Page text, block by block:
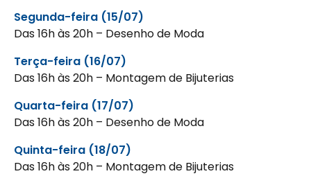
Segunda-feira (15/07)
Das 16h às 20h – Desenho de Moda
Terça-feira (16/07)
Das 16h às 20h – Montagem de Bijuterias
Quarta-feira (17/07)
Das 16h às 20h – Desenho de Moda
Quinta-feira (18/07)
Das 16h às 20h – Montagem de Bijuterias